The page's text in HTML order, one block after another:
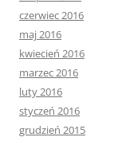
czerwiec 2016
maj 2016
kwiecień 2016
marzec 2016
luty 2016
styczeń 2016
grudzień 2015